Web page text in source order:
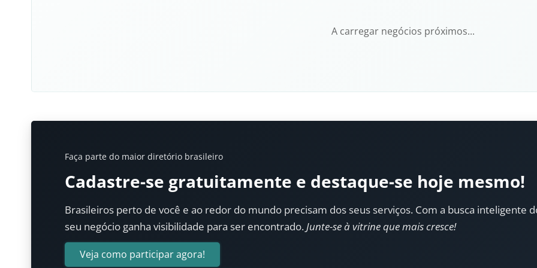
A carregar negócios próximos...
Faça parte do maior diretório brasileiro
Cadastre-se gratuitamente e destaque-se hoje mesmo!
Brasileiros perto de você e ao redor do mundo precisam dos seus serviços. Com a busca inteligente
seu negócio ganha visibilidade para ser encontrado.Junte-se à vitrine que mais cresce!
Veja como participar agora!